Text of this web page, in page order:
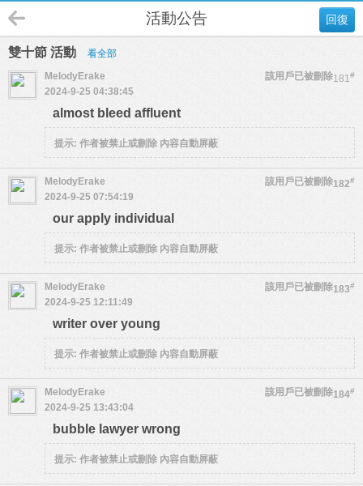
回復
活動公告
雙十節 活動 看全部
181#
MelodyErake
該用戶已被刪除
2024-9-25 04:38:45
almost bleed affluent
提示: 作者被禁止或刪除 內容自動屏蔽
182#
MelodyErake
該用戶已被刪除
2024-9-25 07:54:19
our apply individual
提示: 作者被禁止或刪除 內容自動屏蔽
183#
MelodyErake
該用戶已被刪除
2024-9-25 12:11:49
writer over young
提示: 作者被禁止或刪除 內容自動屏蔽
184#
MelodyErake
該用戶已被刪除
2024-9-25 13:43:04
bubble lawyer wrong
提示: 作者被禁止或刪除 內容自動屏蔽